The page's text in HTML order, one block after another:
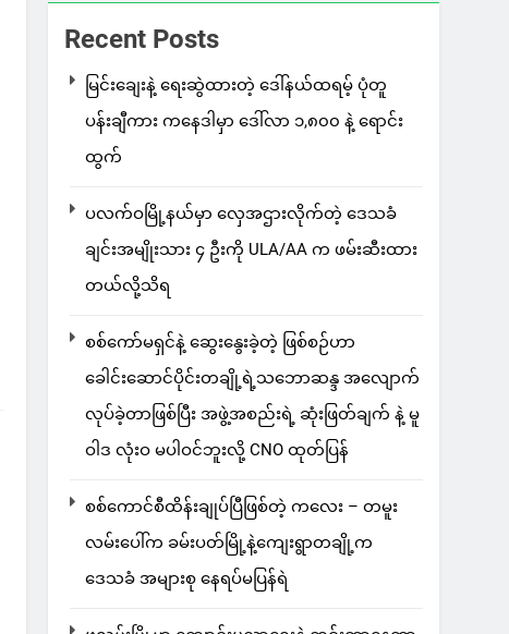
Recent Posts
မြင်းချေးနဲ့ ရေးဆွဲထားတဲ့ ဒေါ်နယ်ထရမ့် ပုံတူ
ပန်းချီကား ကနေဒါမှာ ဒေါ်လာ ၁,၈၀၀ နဲ့ ရောင်း
ထွက်
ပလက်ဝမြို့နယ်မှာ လှေအဌားလိုက်တဲ့ ဒေသခံ
ချင်းအမျိုးသား ၄ ဦးကို ULA/AA က ဖမ်းဆီးထား
တယ်လို့သိရ
စစ်ကော်မရှင်နဲ့ ဆွေးနွေးခဲ့တဲ့ ဖြစ်စဉ်ဟာ
ခေါင်းဆောင်ပိုင်းတချို့ရဲ့သဘောဆန္ဒ အလျောက်
လုပ်ခဲ့တာဖြစ်ပြီး အဖွဲ့အစည်းရဲ့ ဆုံးဖြတ်ချက် နဲ့ မူ
ဝါဒ လုံးဝ မပါဝင်ဘူးလို့ CNO ထုတ်ပြန်
စစ်ကောင်စီထိန်းချုပ်ပြီဖြစ်တဲ့ ကလေး – တမူး
လမ်းပေါ်က ခမ်းပတ်မြို့နဲ့ကျေးရွာတချို့က
ဒေသခံ အများစု နေရပ်မပြန်ရဲ